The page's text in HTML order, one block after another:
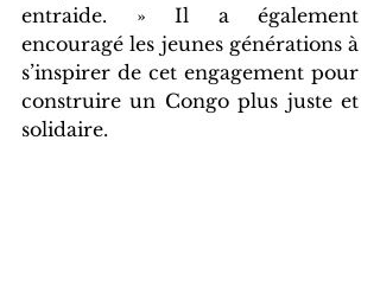
entraide. » Il a également
encouragé les jeunes générations à
s’inspirer de cet engagement pour
construire un Congo plus juste et
solidaire.